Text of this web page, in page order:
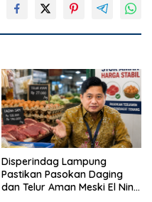
Disperindag Lampung
Pastikan Pasokan Daging
dan Telur Aman Meski El Nino